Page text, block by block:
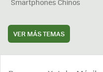
Smartphones Chinos
VER MÁS TEMAS